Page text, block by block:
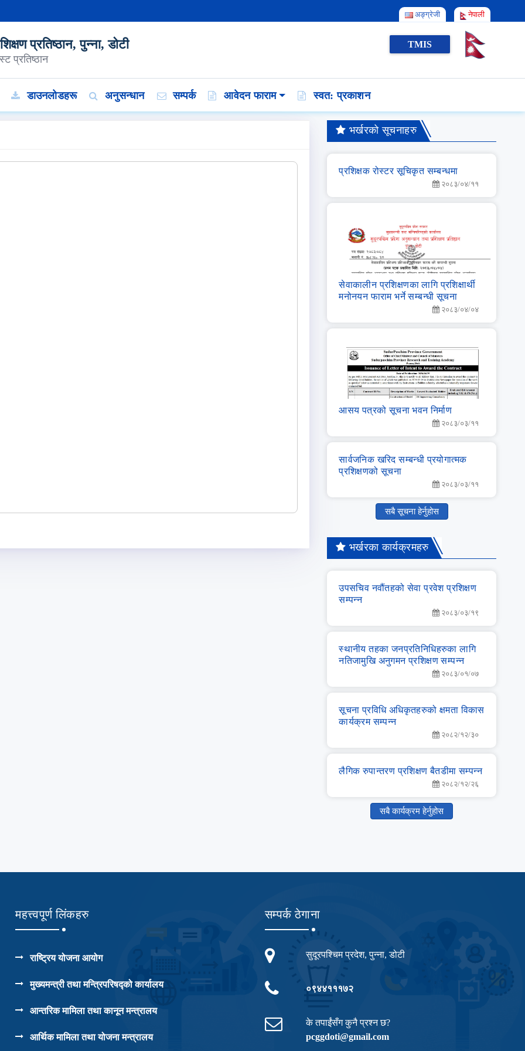
अङ्ग्रेजी नेपाली
प्रतिष्ठान, पुन्ना, डोटी
प्रतिष्ठान
TMIS
डाउनलोडहरू अनुसन्धान सम्पर्क आवेदन फाराम स्वत: प्रकाशन
भर्खरको सूचनाहरु
प्रशिक्षक रोस्टर सूचिकृत सम्बन्धमा
२०८३/०४/११
सेवाकालीन प्रशिक्षणका लागि प्रशिक्षार्थी
मनोनयन फाराम भर्ने सम्बन्धी सूचना
२०८३/०४/०४
आसय पत्रको सूचना भवन निर्माण
२०८३/०३/११
सार्वजनिक खरिद सम्‍बन्‍धी प्रयोगात्‍मक
प्रशिक्षणको सूचना
२०८३/०३/११
सबै सूचना हेर्नुहोस
भर्खरका कार्यक्रमहरु
उपसचिव नवौंतहको सेवा प्रवेश प्रशिक्षण
सम्‍पन्‍न
२०८३/०३/१९
स्‍थानीय तहका जनप्रतिनिधिहरुका लागि
नतिजामुखि अनुगमन प्रशिक्षण सम्‍पन्‍न
२०८३/०१/०७
सूचना प्रविधि अधिकृतहरुको क्षमता विकास
कार्यक्रम सम्‍पन्‍न
२०८२/१२/३०
लै‌गिक रुपान्‍तरण प्रशिक्षण बैतडीमा सम्‍पन्‍न
२०८२/१२/२६
सबै कार्यक्रम हेर्नुहोस
महत्त्वपूर्ण लिंकहरु
राष्ट्रिय योजना आयोग
मुख्यमन्त्री तथा मन्त्रिपरिषद्को कार्यालय
आन्तरिक मामिला तथा कानून मन्त्रालय
आर्थिक मामिला तथा योजना मन्त्रालय
सम्पर्क ठेगाना
सुदूरपश्चिम प्रदेश, पुन्ना, डोटी
०९४४१११७२
के तपाईंसँग कुनै प्रश्न छ?
pcggdoti@gmail.com